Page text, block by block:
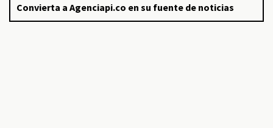
Convierta a Agenciapi.co en su fuente de noticias